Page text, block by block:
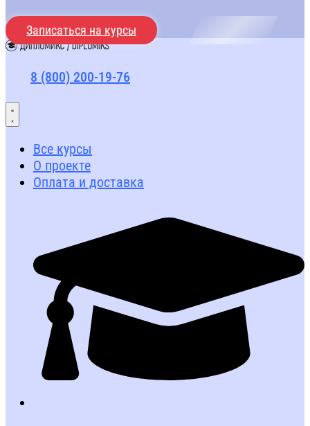
Записаться на курсы
8 (800) 200-19-76
Все курсы
О проекте
Оплата и доставка